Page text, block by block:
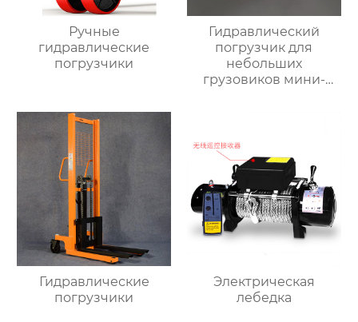
Ручные
гидравлические
погрузчики
Гидравлический
погрузчик для
небольших
грузовиков мини-
Гидравлические
погрузчики
Электрическая
лебедка